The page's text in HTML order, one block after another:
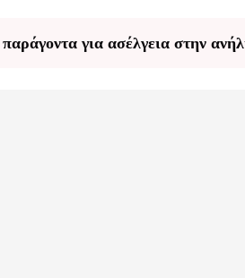
για ασέλγεια στην